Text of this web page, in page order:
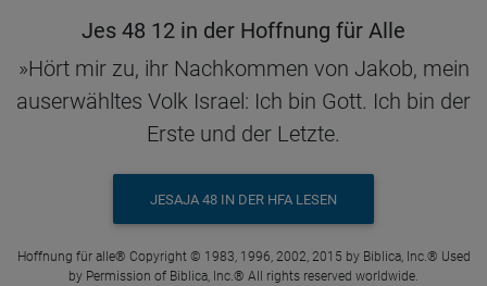
Jes 48 12 in der Hoffnung für Alle
»Hört mir zu, ihr Nachkommen von Jakob, mein
auserwähltes Volk Israel: Ich bin Gott. Ich bin der
Erste und der Letzte.
JESAJA 48 IN DER HFA LESEN
Hoffnung für alle® Copyright © 1983, 1996, 2002, 2015 by Biblica, Inc.® Used
by Permission of Biblica, Inc.® All rights reserved worldwide.